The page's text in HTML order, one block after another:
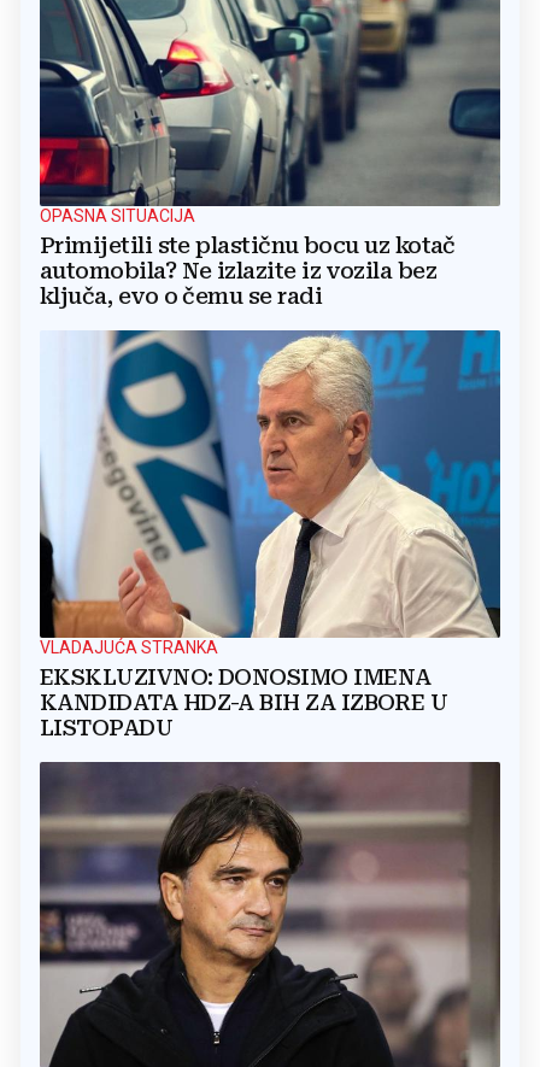
OPASNA SITUACIJA
Primijetili ste plastičnu bocu uz kotač
automobila? Ne izlazite iz vozila bez
ključa, evo o čemu se radi
VLADAJUĆA STRANKA
EKSKLUZIVNO: DONOSIMO IMENA
KANDIDATA HDZ-A BIH ZA IZBORE U
LISTOPADU